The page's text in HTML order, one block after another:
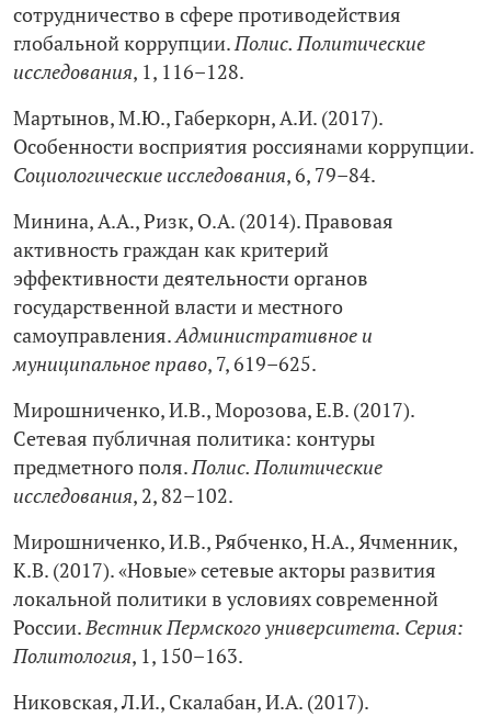
сотрудничество в сфере противодействия
глобальной коррупции.Полис. Политические
исследования, 1, 116–128.
Мартынов, М.Ю., Габеркорн, А.И. (2017).
Особенности восприятия россиянами коррупции.
Социологические исследования, 6, 79–84.
Минина, А.А., Ризк, О.А. (2014). Правовая
активность граждан как критерий
эффективности деятельности органов
государственной власти и местного
самоуправления.Административное и
муниципальное право, 7, 619–625.
Мирошниченко, И.В., Морозова, Е.В. (2017).
Сетевая публичная политика: контуры
предметного поля.Полис. Политические
исследования, 2, 82–102.
Мирошниченко, И.В., Рябченко, Н.А., Ячменник,
К.В. (2017). «Новые» сетевые акторы развития
локальной политики в условиях современной
России.Вестник Пермского университета. Серия:
Политология, 1, 150–163.
Никовская, Л.И., Скалабан, И.А. (2017).